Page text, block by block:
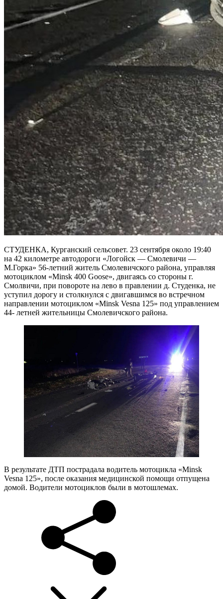
СТУДЕНКА, Курганский сельсовет. 23 сентября около 19:40
на 42 километре автодороги «Логойск — Смолевичи —
М.Горка» 56-летний житель Смолевичского района, управляя
мотоциклом «Minsk 400 Goose», двигаясь со стороны г.
Смолвичи, при повороте на лево в правлении д. Студенка, не
уступил дорогу и столкнулся с двигавшимся во встречном
направлении мотоциклом «Minsk Vesna 125» под управлением
44- летней жительницы Смолевичского района.
В результате ДТП пострадала водитель мотоцикла «Minsk
Vesna 125», после оказания медицинской помощи отпущена
домой. Водители мотоциклов были в мотошлемах.